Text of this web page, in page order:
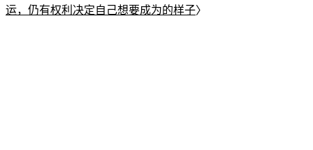
运，仍有权利决定自己想要成为的样子〉